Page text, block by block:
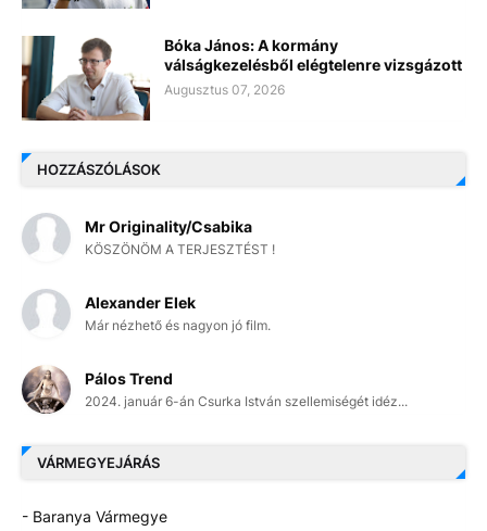
Bóka János: A kormány
válságkezelésből elégtelenre vizsgázott
Augusztus 07, 2026
HOZZÁSZÓLÁSOK
Mr Originality/Csabika
KÖSZÖNÖM A TERJESZTÉST !
Alexander Elek
Már nézhető és nagyon jó film.
Pálos Trend
2024. január 6-án Csurka István szellemiségét idéz...
VÁRMEGYEJÁRÁS
- Baranya Vármegye